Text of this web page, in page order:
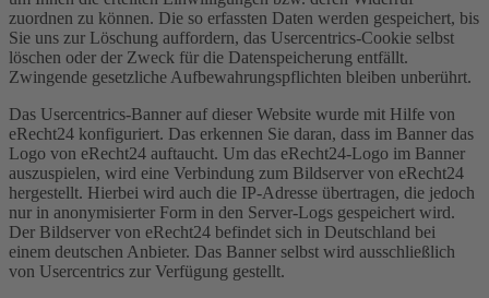
zuordnen zu können. Die so erfassten Daten werden gespeichert, bis
Sie uns zur Löschung auffordern, das Usercentrics-Cookie selbst
löschen oder der Zweck für die Datenspeicherung entfällt.
Zwingende gesetzliche Aufbewahrungspflichten bleiben unberührt.
Das Usercentrics-Banner auf dieser Website wurde mit Hilfe von
eRecht24 konfiguriert. Das erkennen Sie daran, dass im Banner das
Logo von eRecht24 auftaucht. Um das eRecht24-Logo im Banner
auszuspielen, wird eine Verbindung zum Bildserver von eRecht24
hergestellt. Hierbei wird auch die IP-Adresse übertragen, die jedoch
nur in anonymisierter Form in den Server-Logs gespeichert wird.
Der Bildserver von eRecht24 befindet sich in Deutschland bei
einem deutschen Anbieter. Das Banner selbst wird ausschließlich
von Usercentrics zur Verfügung gestellt.